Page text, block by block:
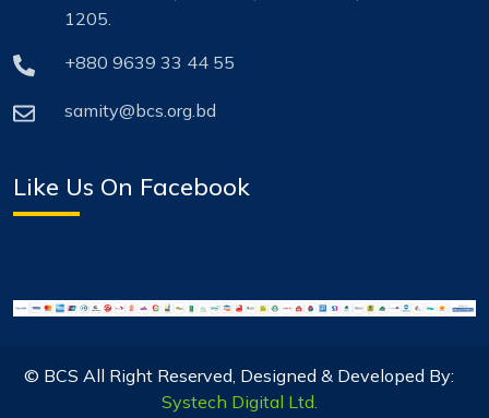
1205.
+880 9639 33 44 55
samity@bcs.org.bd
Like Us On Facebook
© BCS All Right Reserved, Designed & Developed By:
Systech Digital Ltd.